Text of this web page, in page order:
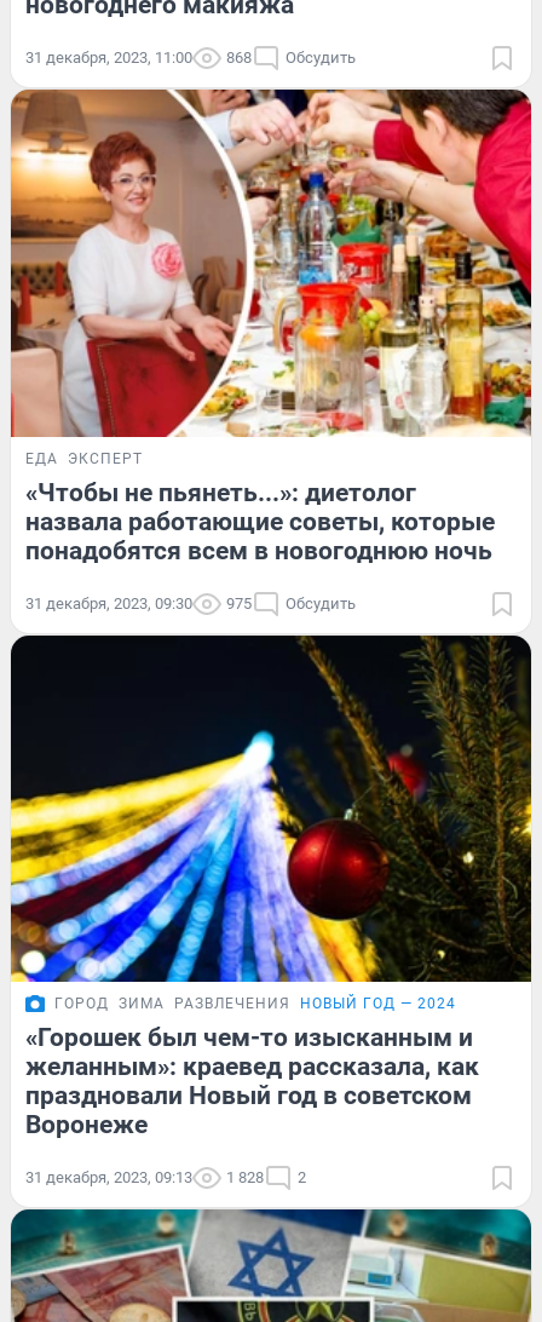
31 декабря, 2023, 11:00 868 Обсудить
ЕДА ЭКСПЕРТ
«Чтобы не пьянеть...»: диетолог
назвала работающие советы, которые
понадобятся всем в новогоднюю ночь
31 декабря, 2023, 09:30 975 Обсудить
ГОРОД ЗИМА РАЗВЛЕЧЕНИЯ НОВЫЙ ГОД — 2024
«Горошек был чем-то изысканным и
желанным»: краевед рассказала, как
праздновали Новый год в советском
Воронеже
31 декабря, 2023, 09:13 1 828 2